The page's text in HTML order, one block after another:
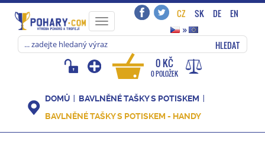
Toggle
navigation
CZ SK DE
EN
»
HLEDAT
0 KČ
0 POLOŽEK
DOMŮ
BAVLNĚNÉ TAŠKY S POTISKEM
BAVLNĚNÉ TAŠKY S POTISKEM - HANDY